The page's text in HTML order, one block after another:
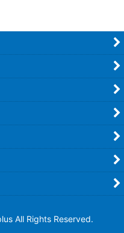
All Rights Reserved.